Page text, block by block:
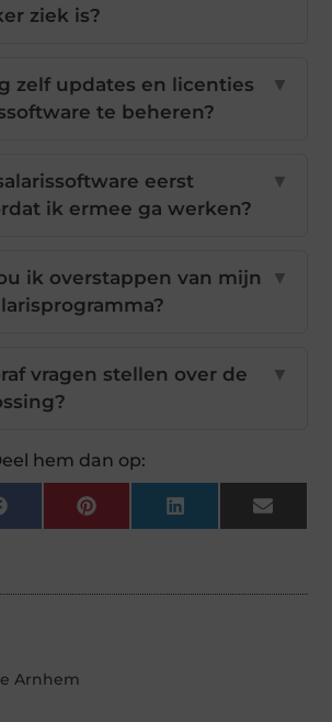
ziek is?
zelf updates en licenties
te beheren?
▼
eerst
ik ermee ga werken?
▼
ik overstappen van mijn
▼
vragen stellen over de
▼
hem dan op:
FacebookPinterestLinkedInEmail
Arnhem